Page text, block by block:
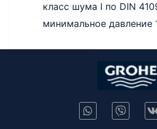
класс шума I по DIN
минимальное давление